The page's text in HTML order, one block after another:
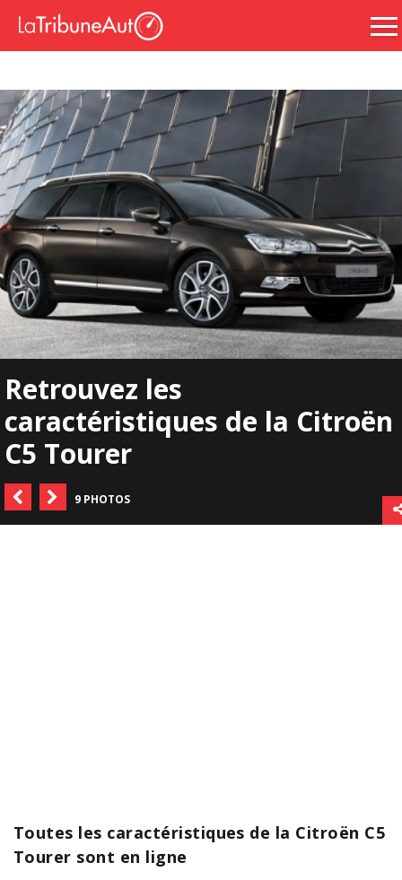
Retrouvez les
caractéristiques de la Citroën
C5 Tourer
9 PHOTOS
Toutes les caractéristiques de la Citroën C5
Tourer sont en ligne